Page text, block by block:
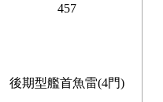
457
後期型艦首魚雷(4門)